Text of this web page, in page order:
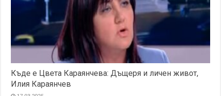
Къде е Цвета Караянчева: Дъщеря и личен живот,
Илия Караянчев